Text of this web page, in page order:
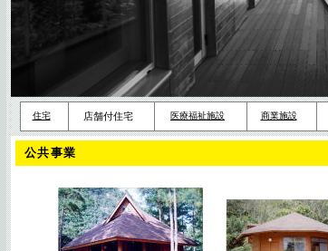
住宅 店舗付住宅 医療福祉施設 商業施設
公共事業